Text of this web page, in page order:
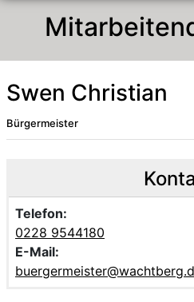
Swen Christian
Bürgermeister
Telefon:
0228 9544180
E-Mail: